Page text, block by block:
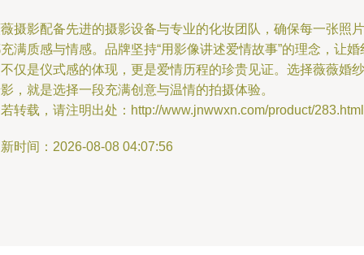
摄影配备先进的摄影设备与专业的化妆团队，确保每一张照片
满质感与情感。品牌坚持“用影像讲述爱情故事”的理念，让婚
仅是仪式感的体现，更是爱情历程的珍贵见证。选择薇薇婚纱
，就是选择一段充满创意与温情的拍摄体验。
转载，请注明出处：http://www.jnwwxn.com/product/283.html
时间：2026-08-08 04:07:56